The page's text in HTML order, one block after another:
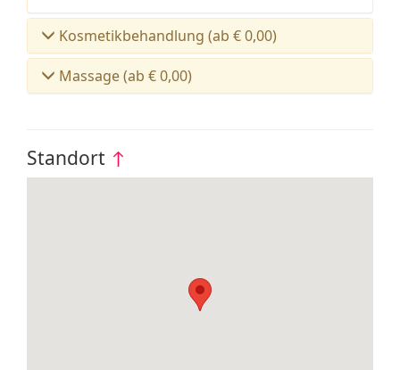
Kosmetikbehandlung (ab € 0,00)
Massage (ab € 0,00)
Standort ↑